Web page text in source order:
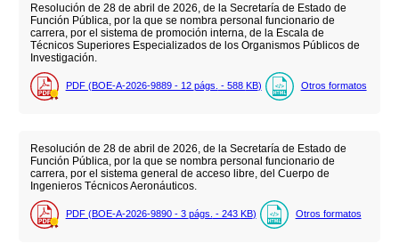
Resolución de 28 de abril de 2026, de la Secretaría de Estado de
Función Pública, por la que se nombra personal funcionario de
carrera, por el sistema de promoción interna, de la Escala de
Técnicos Superiores Especializados de los Organismos Públicos de
Investigación.
PDF (BOE-A-2026-9889 - 12 págs. - 588 KB) Otros formatos
Resolución de 28 de abril de 2026, de la Secretaría de Estado de
Función Pública, por la que se nombra personal funcionario de
carrera, por el sistema general de acceso libre, del Cuerpo de
Ingenieros Técnicos Aeronáuticos.
PDF (BOE-A-2026-9890 - 3 págs. - 243 KB) Otros formatos